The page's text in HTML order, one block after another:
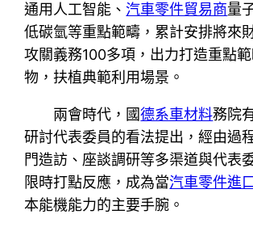
通用人工智能、汽車零件貿易商量
低碳氫等重點範疇，累計安排將來
攻關義務100多項，出力打造重點
物，扶植典範利用場景。
兩會時代，國德系車材料務院
研討代表委員的看法提出，經由過
門造訪、座談調研等多渠道與代表
限時打點反應，成為當汽車零件進
本能機能力的主要手腕。